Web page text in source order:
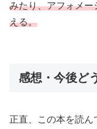
みたり、アフォメー
える。
感想・今後ど
正直、この本を読ん